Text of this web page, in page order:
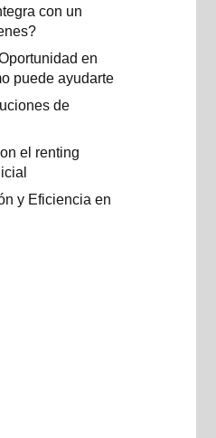
con un
en
puede ayudarte
de
el renting
y Eficiencia en